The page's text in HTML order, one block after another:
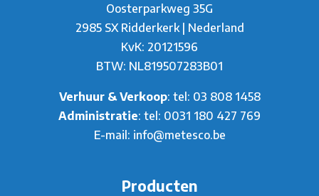
Oosterparkweg 35G
2985 SX Ridderkerk | Nederland
KvK: 20121596
BTW: NL819507283B01
Verhuur & Verkoop: tel: 03 808 1458
Administratie: tel: 0031 180 427 769
E-mail: info@metesco.be
Producten